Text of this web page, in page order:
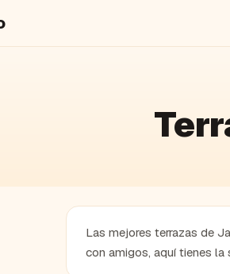
Las mejores terrazas de
con amigos, aquí tienes la